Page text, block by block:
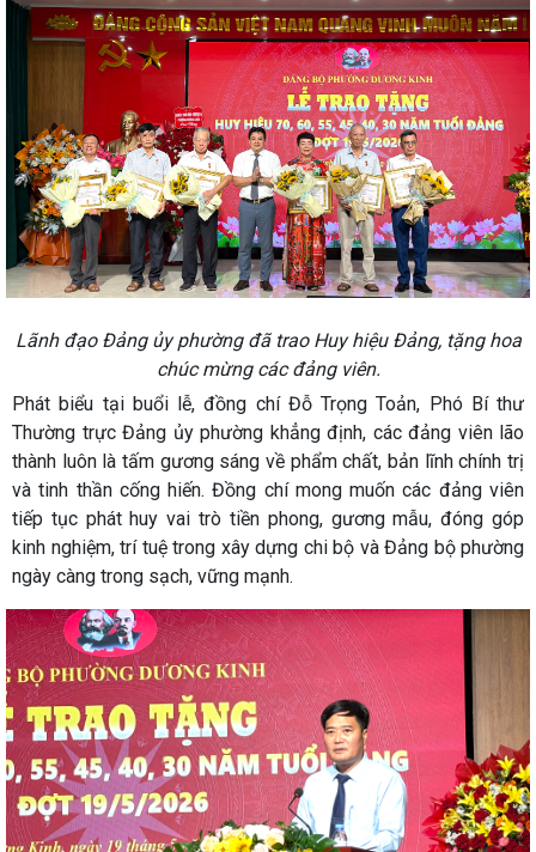
Lãnh đạo Đảng ủy phường đã trao Huy hiệu Đảng, tặng hoa
chúc mừng các đảng viên.
Phát biểu tại buổi lễ, đồng chí Đỗ Trọng Toản, Phó Bí thư
Thường trực Đảng ủy phường khẳng định, các đảng viên lão
thành luôn là tấm gương sáng về phẩm chất, bản lĩnh chính trị
và tinh thần cống hiến. Đồng chí mong muốn các đảng viên
tiếp tục phát huy vai trò tiền phong, gương mẫu, đóng góp
kinh nghiệm, trí tuệ trong xây dựng chi bộ và Đảng bộ phường
ngày càng trong sạch, vững mạnh.